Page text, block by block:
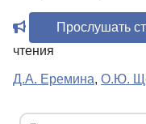
Прослушать
чтения
Д.А. Еремина, О.Ю.